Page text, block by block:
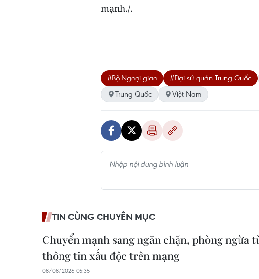
mạnh./.
#Bộ Ngoại giao #Đại sứ quán Trung Quốc
Trung Quốc
Việt Nam
TIN CÙNG CHUYÊN MỤC
Chuyển mạnh sang ngăn chặn, phòng ngừa
thông tin xấu độc trên mạng
08/08/2026 05:35